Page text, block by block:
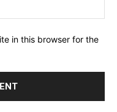
in this browser for the